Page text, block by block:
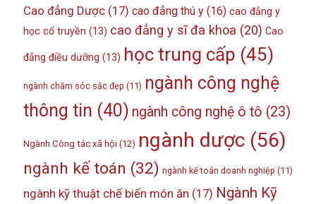
Cao đẳng Dược(17) cao đẳng thú y(16) cao đẳng y
học cổ truyền (13) cao đẳng y sĩ đa khoa (20) Cao
đẳng điều dưỡng (13) học trung cấp (45)
ngành chăm sóc sắc đẹp (11) ngành công nghệ
thông tin (40) ngành công nghệ ô tô (23)
Ngành Công tác xã hội(12) ngành dược(56)
ngành kế toán (32) ngành kế toán doanh nghiệp (11)
ngành kỹ thuật chế biến món ăn (17) Ngành Kỹ